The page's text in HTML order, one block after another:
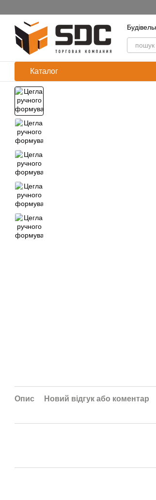
Каталог
Опис Новий відгук або коментар